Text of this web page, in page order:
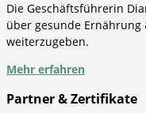
Die Geschäftsführerin
über gesunde
weiterzugeben.
Mehr erfahren
Partner & Zertifikate